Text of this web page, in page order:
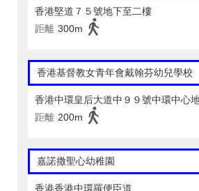
香港堅道７５號地下至二樓
距離 300m
香港基督教女青年會戴翰芬幼兒學校
香港中環皇后大道中９９號中環中心
距離 200m
嘉諾撒聖心幼稚園
香港香港中環羅便臣道